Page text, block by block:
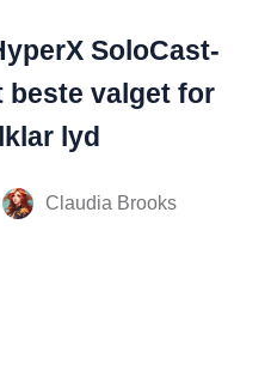
SoloCast-
beste valget for
lyd
Claudia Brooks